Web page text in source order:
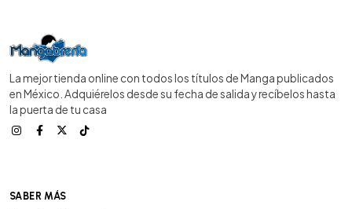
La mejor tienda online con todos los títulos de Manga publicados
en México. Adquiérelos desde su fecha de salida y recíbelos hasta
la puerta de tu casa
SABER MÁS